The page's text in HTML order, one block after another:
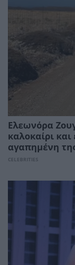
Ελεωνόρα
καλοκαίρι και
αγαπημένη
CELEBRITIES